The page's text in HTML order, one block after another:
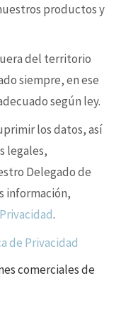
productos y
del territorio
siempre, en ese
según ley.
los datos, así
legales,
Delegado de
información,
.
de Privacidad
comerciales de